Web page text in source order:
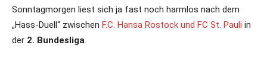
Sonntagmorgen liest sich ja fast noch harmlos nach dem
„Hass-Duell“ zwischen F.C. Hansa Rostock und FC St. Pauli in
der 2. Bundesliga.